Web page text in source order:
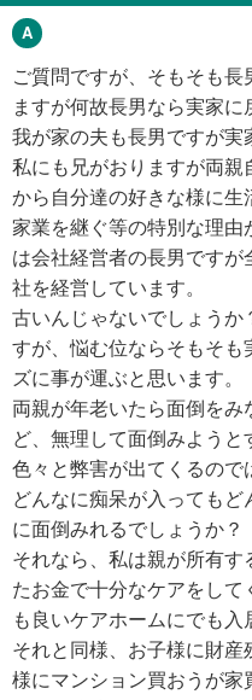
ご質問ですが、そもそも
ますが何故長男なら実家
我が家の夫も長男ですが実
私にも兄がおりますが両
から自分達の好きな様に生
家業を継ぐ等の特別な理
は会社経営者の長男です
社を経営しています。
古いんじゃないでしょう
すが、悩む位ならそもそ
ズに事が運ぶと思います。
両親が年老いたら面倒を
ど、無理して面倒みよう
色々と弊害が出てくるので
どんなに痴呆が入っても
に面倒みれるでしょうか？
それなら、私は親が所有
たお金で十分なケアをし
も良いケアホームにでも入
それと同様、お子様に財
様にマンション買おうが